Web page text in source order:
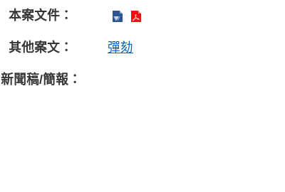
本案文件：
其他案文： 彈劾
新聞稿/簡報：